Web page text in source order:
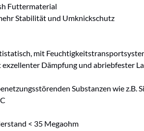
Futtermaterial
Stabilität und Umknickschutz
mit
Dämpfung und abriebfester
Substanzen wie z.B.
< 35 Megaohm